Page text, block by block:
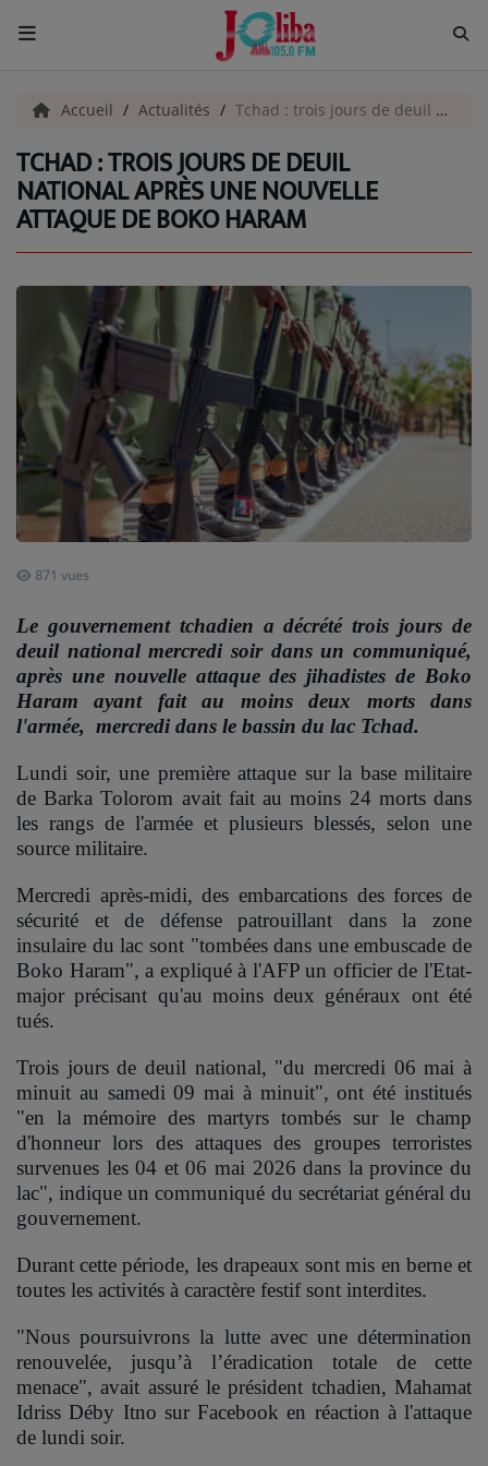
ACCUEIL
Pour Vous
ACTUALITÉS
EQUIPES
EVÈNEMENTS
Musique
TOP 10
ARTISTES
Médias
PHOTOS
PODCASTS
VIDÉOS
Joliba TV News / FM
NOTRE ACTU
JEUX CONCOURS
QUI SOMMES-NOUS ?
Contact
Se connecter
Accueil Actualités Tchad : trois jours de deuil national après une nouvelle attaque de Boko Haram
TCHAD : TROIS JOURS DE DEUIL
NATIONAL APRÈS UNE NOUVELLE
ATTAQUE DE BOKO HARAM
871 vues
Le gouvernement tchadien a décrété trois jours de
deuil national mercredi soir dans un communiqué,
après une nouvelle attaque des jihadistes de Boko
Haram ayant fait au moins deux morts dans
l'armée, mercredi dans le bassin du lac Tchad.
Lundi soir, une première attaque sur la base militaire
de Barka Tolorom avait fait au moins 24 morts dans
les rangs de l'armée et plusieurs blessés, selon une
source militaire.
Mercredi après-midi, des embarcations des forces de
sécurité et de défense patrouillant dans la zone
insulaire du lac sont "tombées dans une embuscade de
Boko Haram", a expliqué à l'AFP un officier de l'Etat-
major précisant qu'au moins deux généraux ont été
tués.
Trois jours de deuil national, "du mercredi 06 mai à
minuit au samedi 09 mai à minuit", ont été institués
"en la mémoire des martyrs tombés sur le champ
d'honneur lors des attaques des groupes terroristes
survenues les 04 et 06 mai 2026 dans la province du
lac", indique un communiqué du secrétariat général du
gouvernement.
Durant cette période, les drapeaux sont mis en berne et
toutes les activités à caractère festif sont interdites.
"Nous poursuivrons la lutte avec une détermination
renouvelée, jusqu’à l’éradication totale de cette
menace", avait assuré le président tchadien, Mahamat
Idriss Déby Itno sur Facebook en réaction à l'attaque
de lundi soir.